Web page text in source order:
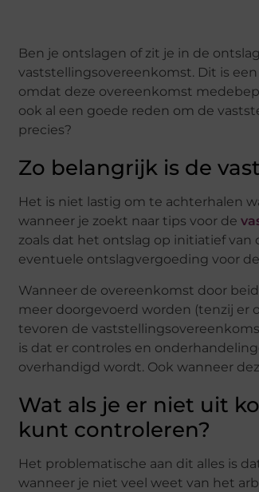
Ben je ontslagen of zit je in de
vaststellingsovereenkomst. Dit is
omdat deze overeenkomst
ook al een goede reden om de
precies?
Zo belangrijk is de
Het is niet lastig om te achterhalen
wanneer je zoekt naar tips voor de
zoals dat het ontslag op initiatief
eventuele ontslagvergoeding voor
Wanneer de overeenkomst door
meer doorgevoerd worden (tenzij er
tevoren de
is dat er controles en
overhandigd wordt. Ook wanneer
Wat als je er niet uit
kunt controleren?
Het problematische aan dit alles is
wanneer je niet veel weet van het